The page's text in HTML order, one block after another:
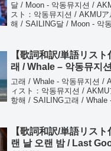
달 / Moon - 악동뮤지션 /
スト：악동뮤지션 / AKMU
해 / SAILING달 / Moon - 악
의...
【歌詞和訳/単語リスト
래 / Whale – 악동뮤지
고래 / Whale - 악동뮤지션 /
ィスト：악동뮤지션 / AKMU
항해 / SAILING고래 / Whale
【歌詞和訳/単語リスト
랜 날 오랜 밤 / Last